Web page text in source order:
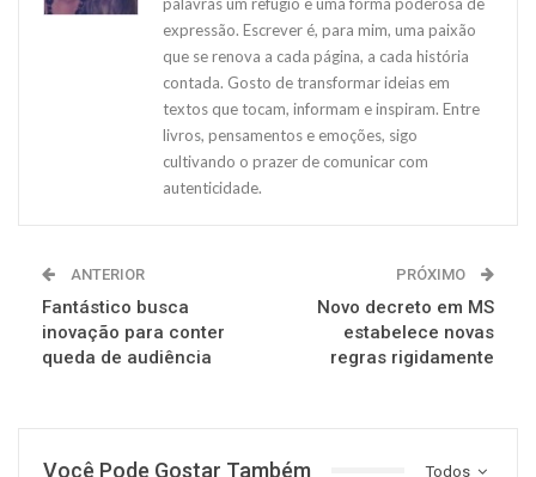
expressão. Escrever é, para mim, uma paixão
que se renova a cada página, a cada história
contada. Gosto de transformar ideias em
textos que tocam, informam e inspiram. Entre
livros, pensamentos e emoções, sigo
cultivando o prazer de comunicar com
autenticidade.
ANTERIOR
Fantástico busca
inovação para conter
queda de audiência
PRÓXIMO
Novo decreto em MS
estabelece novas
regras rigidamente
Todos
Você Pode Gostar Também